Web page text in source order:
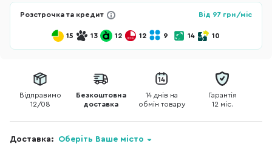
Розстрочка та кредит Від 97 грн/міс
15 13 12 12 9 14 10
Відправимо
12/08
Безкоштовна
доставка
14 днів на
обмін товару
Гарантія
12 міс.
Доставка: Оберіть Ваше місто